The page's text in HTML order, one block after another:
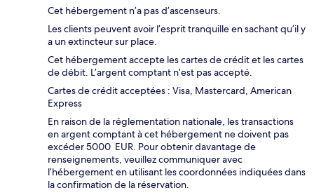
Cet hébergement n’a pas d’ascenseurs.
Les clients peuvent avoir l’esprit tranquille en sachant qu’il y
a un extincteur sur place.
Cet hébergement accepte les cartes de crédit et les cartes
de débit. L’argent comptant n’est pas accepté.
Cartes de crédit acceptées : Visa, Mastercard, American
Express
En raison de la réglementation nationale, les transactions
en argent comptant à cet hébergement ne doivent pas
excéder 5000 EUR. Pour obtenir davantage de
renseignements, veuillez communiquer avec
l’hébergement en utilisant les coordonnées indiquées dans
la confirmation de la réservation.